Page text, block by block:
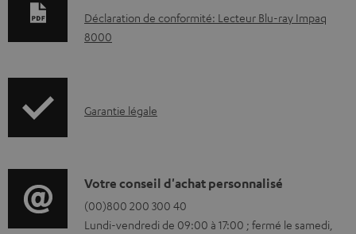
o
c
e
s
t
é
Déclaration de conformité: Lecteur Blu-ray Impaq
8000
I
o
r
Garantie légale
D
é
Votre conseil d'achat personnalisé
(00)800 200 300 40
Lundi-vendredi de 09:00 à 17:00 ; fermé le samedi,